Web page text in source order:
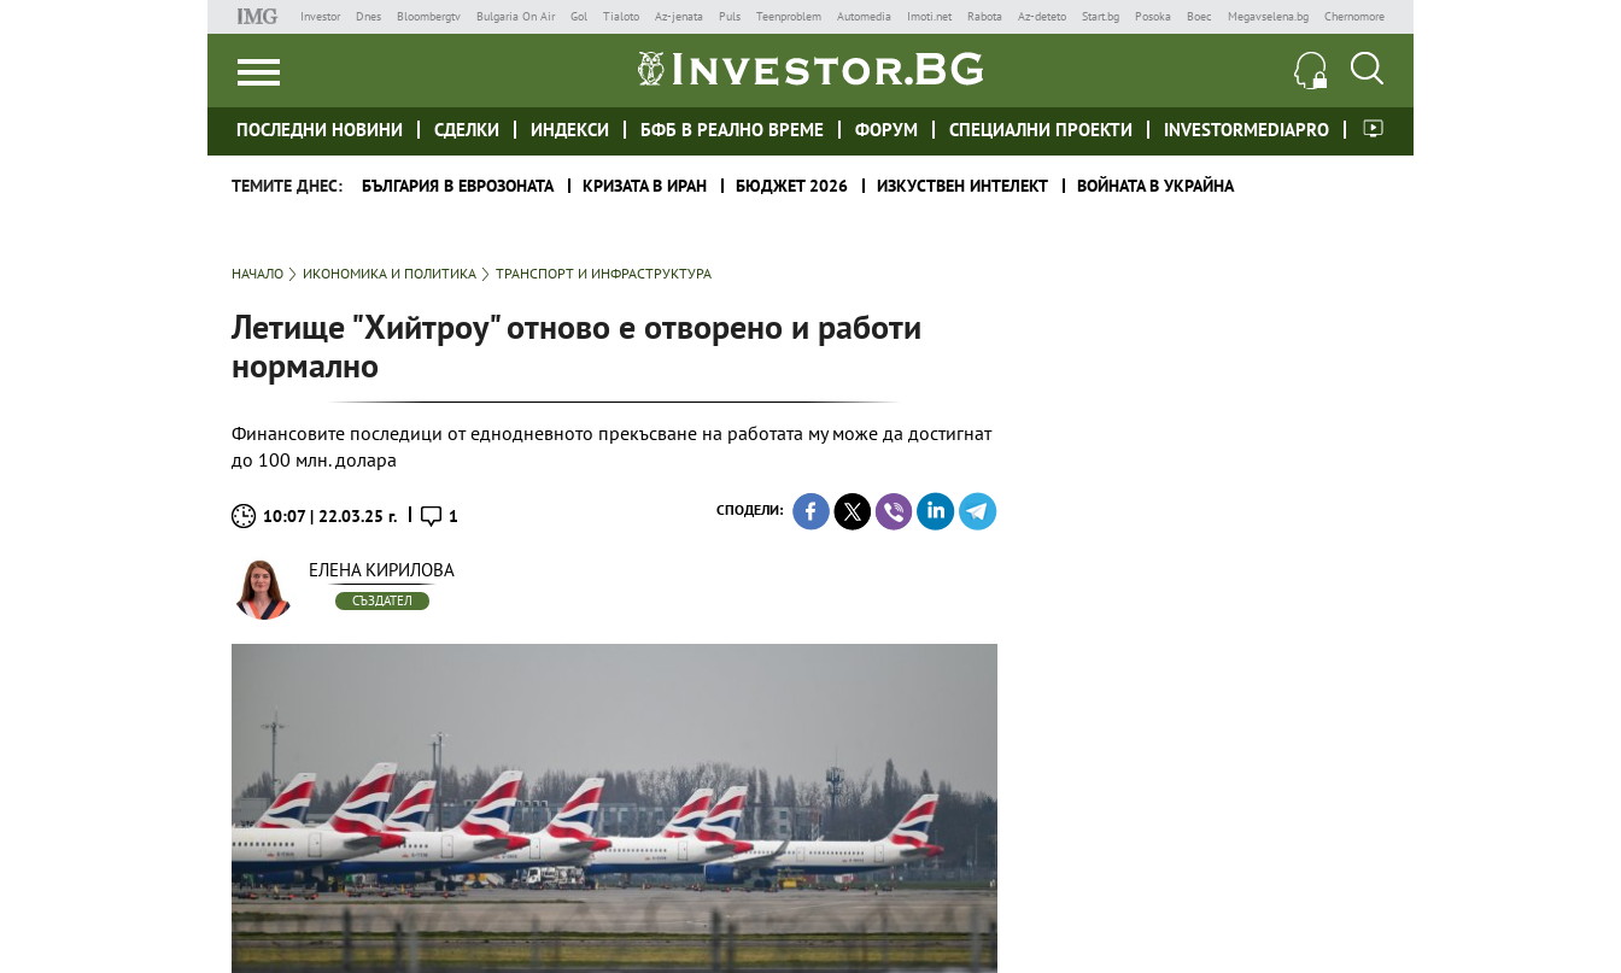
Investor Dnes Bloombergtv Bulgaria On Air Gol Tialoto Az-jenata Puls Teenproblem Automedia Imoti.net Rabota Az-deteto Start.bg Posoka Boec Megavselena.bg Chernomore
ПОСЛЕДНИ НОВИНИ СДЕЛКИ ИНДЕКСИ БФБ В РЕАЛНО ВРЕМЕ ФОРУМ СПЕЦИАЛНИ ПРОЕКТИ INVESTORMEDIAPRO
ТЕМИТЕ ДНЕС: БЪЛГАРИЯ В ЕВРОЗОНАТА КРИЗАТА В ИРАН БЮДЖЕТ 2026 ИЗКУСТВЕН ИНТЕЛЕКТ ВОЙНАТА В УКРАЙНА
НАЧАЛО ИКОНОМИКА И ПОЛИТИКА ТРАНСПОРТ И ИНФРАСТРУКТУРА
Летище "Хийтроу" отново е отворено и работи
нормално
Финансовите последици от еднодневното прекъсване на работата му може да достигнат
до 100 млн. долара
10:07 | 22.03.25 г. 1 СПОДЕЛИ:
ЕЛЕНА КИРИЛОВА
СЪЗДАТЕЛ